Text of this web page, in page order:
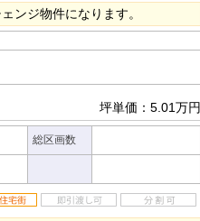
ンジ物件になります。
坪単価：5.01万円
総区画数